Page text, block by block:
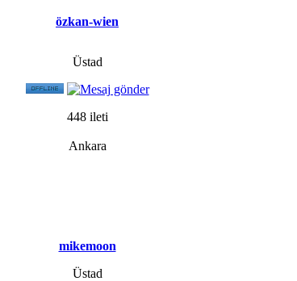
özkan-wien
Üstad
448 ileti
Ankara
mikemoon
Üstad